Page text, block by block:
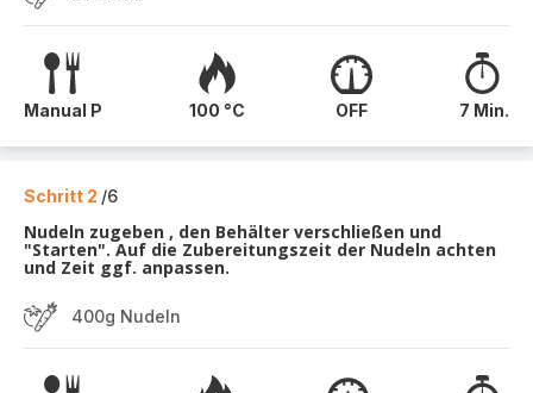
Manual P 100 °C OFF 7 Min.
Schritt 2 /6
Nudeln zugeben , den Behälter verschließen und
"Starten". Auf die Zubereitungszeit der Nudeln achten
und Zeit ggf. anpassen.
400g Nudeln